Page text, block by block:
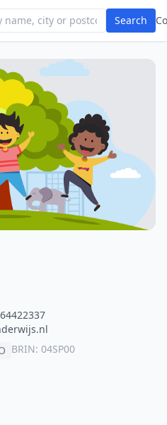
Search
BRIN: 04SP00